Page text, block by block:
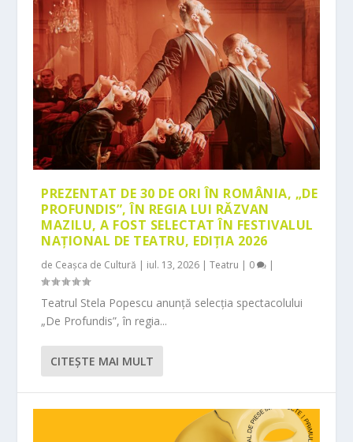
PREZENTAT DE 30 DE ORI ÎN ROMÂNIA, „DE
PROFUNDIS”, ÎN REGIA LUI RĂZVAN
MAZILU, A FOST SELECTAT ÎN FESTIVALUL
NAȚIONAL DE TEATRU, EDIȚIA 2026
de Ceașca de Cultură | iul. 13, 2026 |Teatru | 0 |
Teatrul Stela Popescu anunță selecția spectacolului
„De Profundis”, în regia...
CITEŞTE MAI MULT